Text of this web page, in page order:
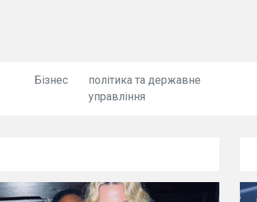
Бізнес
політика та державне
управління